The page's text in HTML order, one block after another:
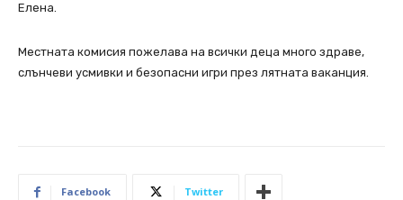
Елена.
Местната комисия пожелава на всички деца много здраве,
слънчеви усмивки и безопасни игри през лятната ваканция.
Facebook Twitter